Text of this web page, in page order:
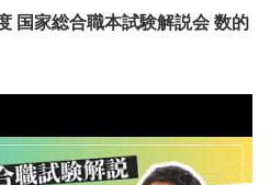
国家総合職本試験解説会 数的